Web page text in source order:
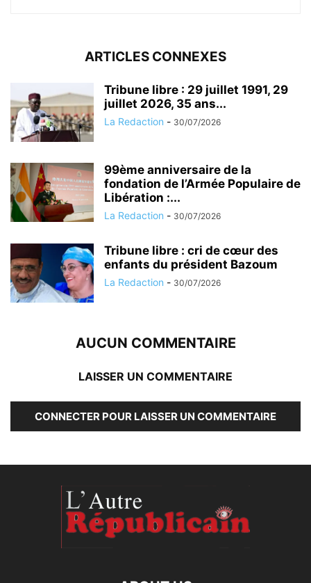
ARTICLES CONNEXES
Tribune libre : 29 juillet 1991, 29
juillet 2026, 35 ans...
La Redaction - 30/07/2026
99ème anniversaire de la
fondation de l’Armée Populaire de
Libération :...
La Redaction - 30/07/2026
Tribune libre : cri de cœur des
enfants du président Bazoum
La Redaction - 30/07/2026
AUCUN COMMENTAIRE
LAISSER UN COMMENTAIRE
CONNECTER POUR LAISSER UN COMMENTAIRE